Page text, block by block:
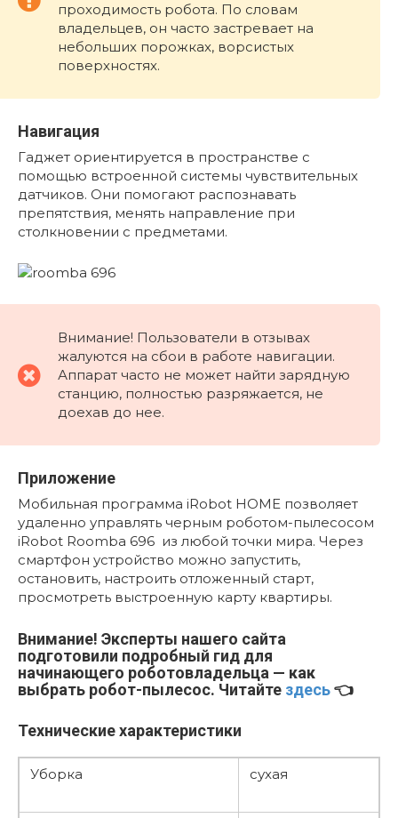
проходимость робота. По словам
владельцев, он часто застревает на
небольших порожках, ворсистых
поверхностях.
Навигация
Гаджет ориентируется в пространстве с
помощью встроенной системы чувствительных
датчиков. Они помогают распознавать
препятствия, менять направление при
столкновении с предметами.
Внимание! Пользователи в отзывах
жалуются на сбои в работе навигации.
Аппарат часто не может найти зарядную
станцию, полностью разряжается, не
доехав до нее.
Приложение
Мобильная программа iRobot HOME позволяет
удаленно управлять черным роботом-пылесосом
iRobot Roomba 696 из любой точки мира. Через
смартфон устройство можно запустить,
остановить, настроить отложенный старт,
просмотреть выстроенную карту квартиры.
Внимание! Эксперты нашего сайта
подготовили подробный гид для
начинающего роботовладельца — как
выбрать робот-пылесос. Читайте здесь👈
Технические характеристики
Уборка сухая